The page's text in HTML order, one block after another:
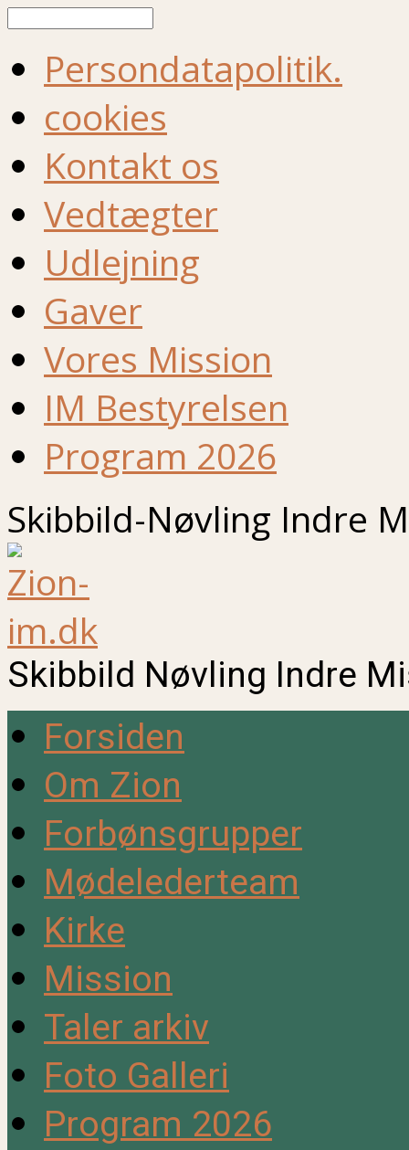
Persondatapolitik.
cookies
Kontakt os
Vedtægter
Udlejning
Gaver
Vores Mission
IM Bestyrelsen
Program 2026
Skibbild-Nøvling Indre
Skibbild Nøvling Indre
Forsiden
Om Zion
Forbønsgrupper
Mødelederteam
Kirke
Mission
Taler arkiv
Foto Galleri
Program 2026